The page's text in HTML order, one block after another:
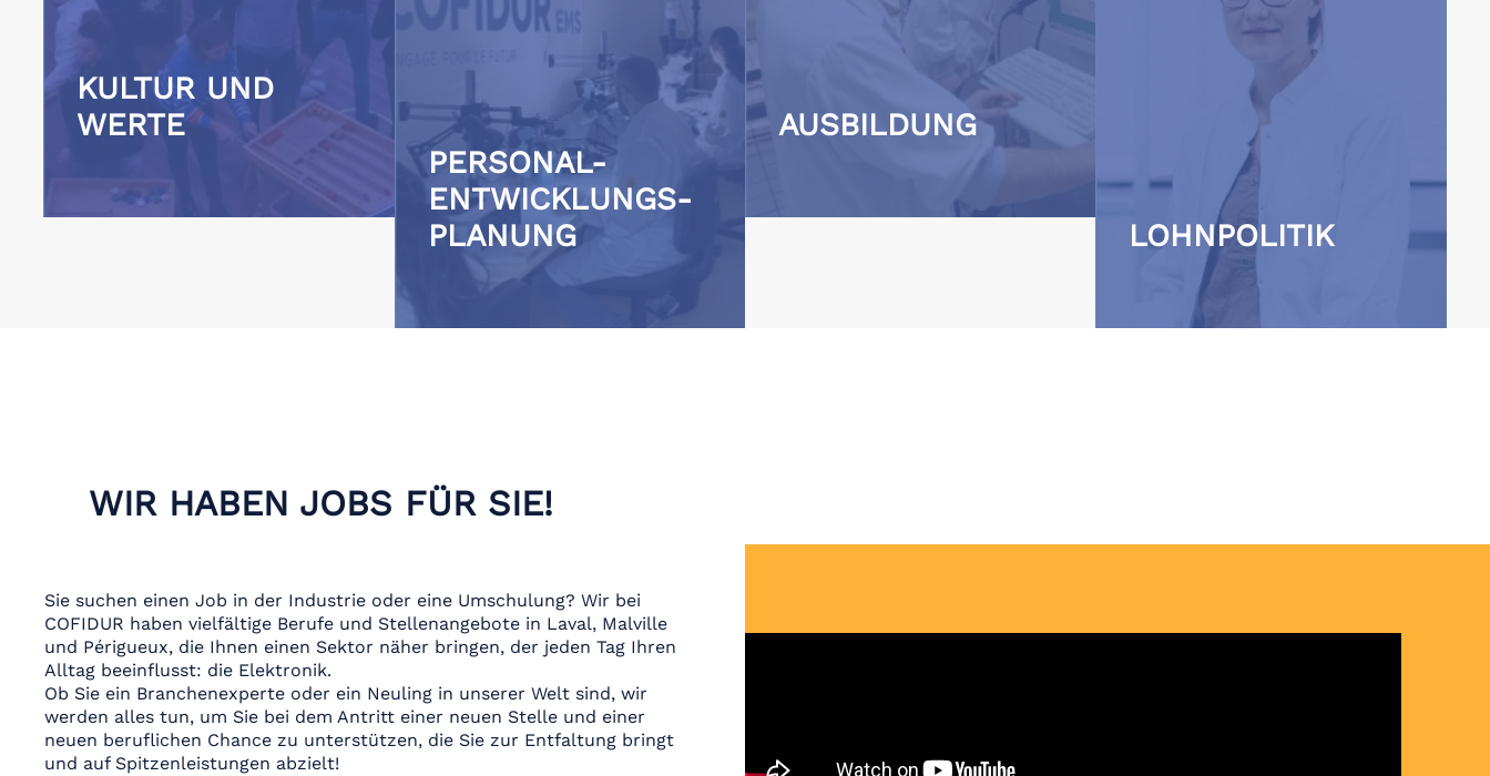
KULTUR UND
WERTE
PERSONAL-
ENTWICKLUNGS-
PLANUNG
AUSBILDUNG
LOHNPOLITIK
WIR HABEN JOBS FÜR SIE!
Sie suchen einen Job in der Industrie oder eine Umschulung? Wir bei
COFIDUR haben vielfältige Berufe und Stellenangebote in Laval, Malville
und Périgueux, die Ihnen einen Sektor näher bringen, der jeden Tag Ihren
Alltag beeinflusst: die Elektronik.
Ob Sie ein Branchenexperte oder ein Neuling in unserer Welt sind, wir
werden alles tun, um Sie bei dem Antritt einer neuen Stelle und einer
neuen beruflichen Chance zu unterstützen, die Sie zur Entfaltung bringt
und auf Spitzenleistungen abzielt!